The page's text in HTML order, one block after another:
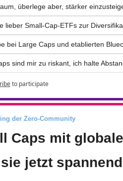
überlege aber, stärker
lieber Small-Cap-ETFs zur
bei Large Caps und etablierten
sind mir zu riskant, ich halte
to participate
der Zero-Community
Caps mit
jetzt